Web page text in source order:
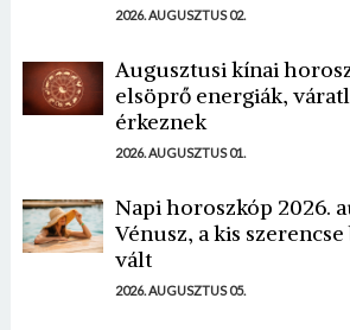
2026. AUGUSZTUS 02.
Augusztusi kínai
elsöprő energiák,
érkeznek
2026. AUGUSZTUS 01.
Napi horoszkóp 2026.
Vénusz, a kis
vált
2026. AUGUSZTUS 05.